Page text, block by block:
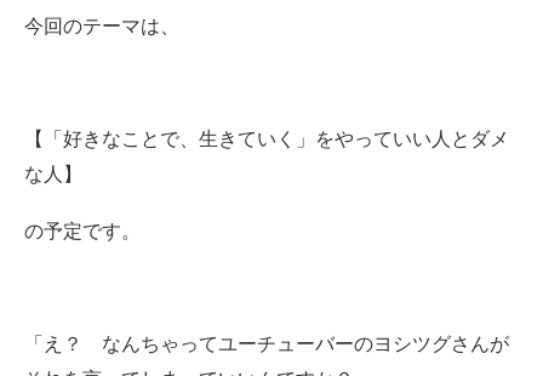
今回のテーマは、
【「好きなことで、生きていく」をやっていい人とダメ
な人】
の予定です。
「え？ なんちゃってユーチューバーのヨシツグさんが